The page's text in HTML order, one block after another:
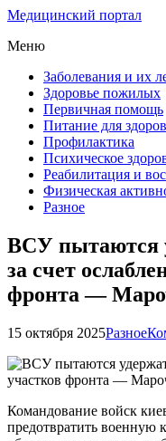
Медицинский портал
Меню
Заболевания и их
Здоровье пожилых
Первичная помощь
Питание для
Профилактика
Психическое
Реабилитация и
Физическая
Разное
ВСУ пытаются
за счет
фронта —
15 октября 2025Разное
Командование войск
предотвратить военную